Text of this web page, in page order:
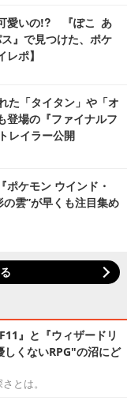
愛いの!? 『ぽこ あ
』で見つけた、ポケ
レポ】
た「タイタン」や「オ
登場の『ファイナルフ
レイラー公開
ポケモン ウインド・
雲”が早くも注目集め
』と『ウィザードリ
くないRPG"の沼にど
とは。